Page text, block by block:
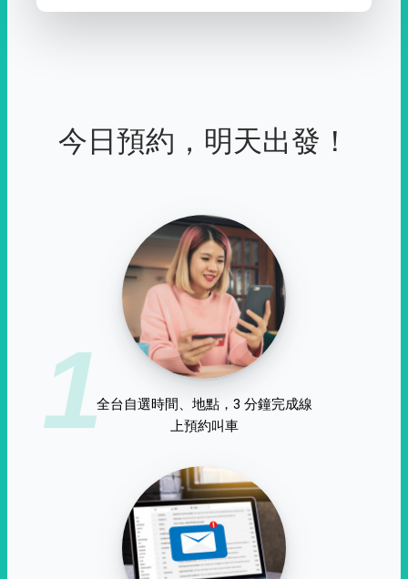
今日預約，明天出發！
1全台自選時間、地點，3 分鐘完成線
上預約叫車